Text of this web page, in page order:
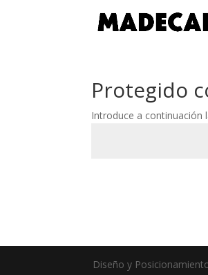
Protegido
Introduce a continuación
Diseño y